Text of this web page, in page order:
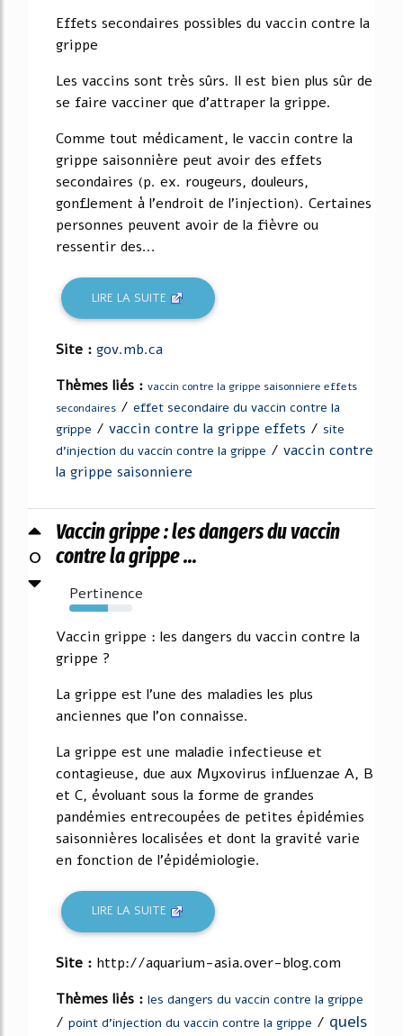
Effets secondaires possibles du vaccin contre la
grippe
Les vaccins sont très sûrs. Il est bien plus sûr de
se faire vacciner que d'attraper la grippe.
Comme tout médicament, le vaccin contre la
grippe saisonnière peut avoir des effets
secondaires (p. ex. rougeurs, douleurs,
gonflement à l'endroit de l'injection). Certaines
personnes peuvent avoir de la fièvre ou
ressentir des...
LIRE LA SUITE
Site : gov.mb.ca
Thèmes liés : vaccin contre la grippe saisonniere effets
secondaires / effet secondaire du vaccin contre la
grippe / vaccin contre la grippe effets / site
d'injection du vaccin contre la grippe / vaccin contre
la grippe saisonniere
0
Vaccin grippe : les dangers du vaccin
contre la grippe ...
Pertinence
61%
Vaccin grippe : les dangers du vaccin contre la
grippe ?
La grippe est l'une des maladies les plus
anciennes que l'on connaisse.
La grippe est une maladie infectieuse et
contagieuse, due aux Myxovirus influenzae A, B
et C, évoluant sous la forme de grandes
pandémies entrecoupées de petites épidémies
saisonnières localisées et dont la gravité varie
en fonction de l'épidémiologie.
LIRE LA SUITE
Site : http://aquarium-asia.over-blog.com
Thèmes liés : les dangers du vaccin contre la grippe
/ point d'injection du vaccin contre la grippe / quels